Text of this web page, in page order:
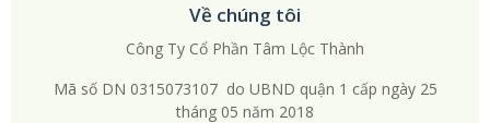
Về chúng tôi
Công Ty Cổ Phần Tâm Lộc Thành
Mã số DN 0315073107 do UBND quận 1 cấp ngày 25
tháng 05 năm 2018